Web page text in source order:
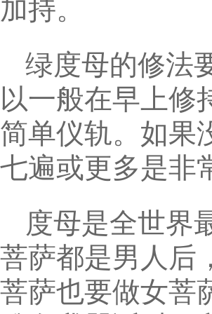
加持。
绿度母的修法
以一般在早上修
简单仪轨。如果
七遍或更多是非
度母是全世界
菩萨都是男人后
菩萨也要做女菩